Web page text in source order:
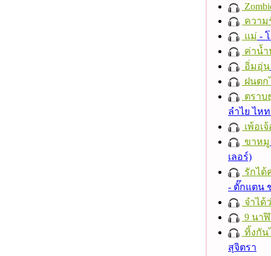
ความ
แม่ -
ค่าน้
อิ่มอุ่น
ฝนตก
ตราบ
ลำไย ไห
เพ้อเ
ขาหมู
เลอร์)
รักได้
- ตั๊กแตน
จำได้
9 นา
ทิ้งกัน
สุจิตรา